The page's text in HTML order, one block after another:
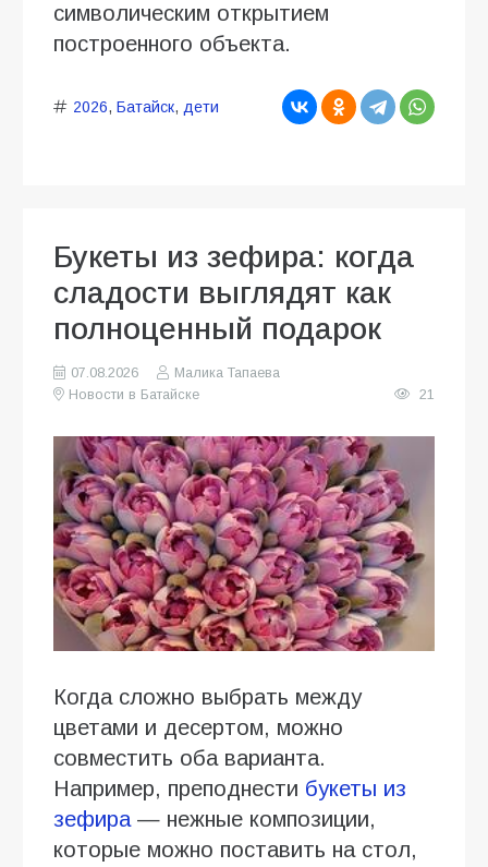
символическим открытием
построенного объекта.
2026, Батайск, дети
Букеты из зефира: когда
сладости выглядят как
полноценный подарок
07.08.2026
Малика Тапаева
Новости в Батайске
21
Когда сложно выбрать между
цветами и десертом, можно
совместить оба варианта.
Например, преподнести букеты из
зефира— нежные композиции,
которые можно поставить на стол,